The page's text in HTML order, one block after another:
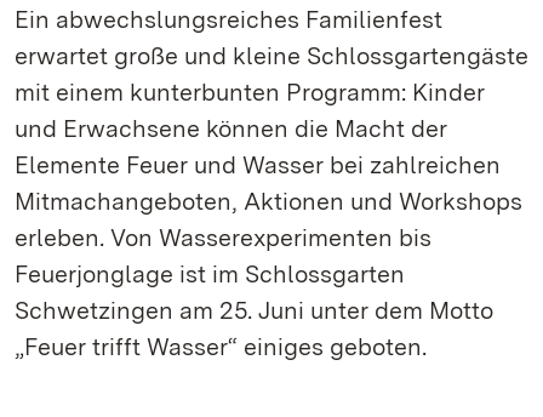
Ein abwechslungsreiches Familienfest
erwartet große und kleine Schlossgartengäste
mit einem kunterbunten Programm: Kinder
und Erwachsene können die Macht der
Elemente Feuer und Wasser bei zahlreichen
Mitmachangeboten, Aktionen und Workshops
erleben. Von Wasserexperimenten bis
Feuerjonglage ist im Schlossgarten
Schwetzingen am 25. Juni unter dem Motto
„Feuer trifft Wasser“ einiges geboten.